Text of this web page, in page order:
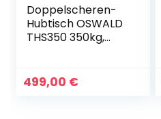
Doppelscheren-
Hubtisch OSWALD
THS350 350kg,
500 mm Plattform
499,00 €